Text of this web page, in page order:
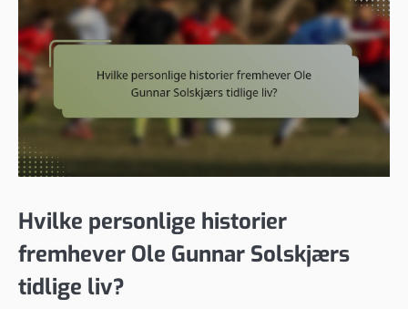
Hvilke personlige historier
fremhever Ole Gunnar Solskjærs
tidlige liv?